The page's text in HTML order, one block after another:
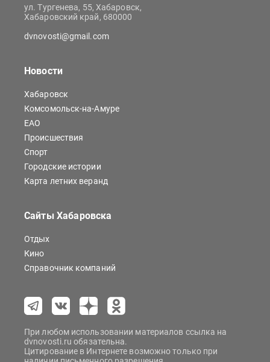
ул. Тургенева, 55, Хабаровск,
Хабаровский край, 680000
dvnovosti@gmail.com
Новости
Хабаровск
Комсомольск-на-Амуре
ЕАО
Происшествия
Спорт
Городские истории
Карта летних веранд
Сайты Хабаровска
Отдых
Кино
Справочник компаний
При любом использовании материалов ссылка на
dvnovosti.ru обязательна.
Цитирование в Интернете возможно только при